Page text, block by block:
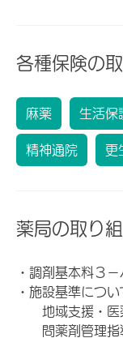
各種保険の
麻薬 生活保
精神通院 更
薬局の取り
・調剤基本料３－
・施設基準につい
地域支援・
問薬剤管理